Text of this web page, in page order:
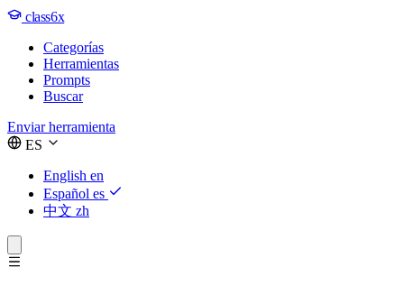
class6x
Categorías
Herramientas
Prompts
Buscar
Enviar herramienta
ES
English en
Español es
中文 zh